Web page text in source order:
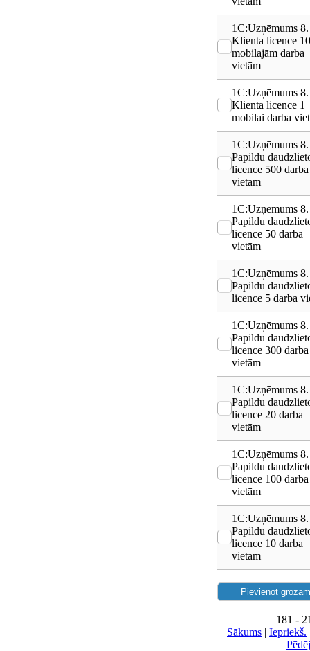
1C:Uzņēmums 8.
Klienta licence 10
mobilajām darba
vietām
1C:Uzņēmums 8.
Klienta licence 1
mobilai darba
1C:Uzņēmums 8.
Papildu
licence 500 darba
vietām
1C:Uzņēmums 8.
Papildu
licence 50 darba
vietām
1C:Uzņēmums 8.
Papildu
licence 5 darba
1C:Uzņēmums 8.
Papildu
licence 300 darba
vietām
1C:Uzņēmums 8.
Papildu
licence 20 darba
vietām
1C:Uzņēmums 8.
Papildu
licence 100 darba
vietām
1C:Uzņēmums 8.
Papildu
licence 10 darba
vietām
181 -
Sākums | Iepriekš.